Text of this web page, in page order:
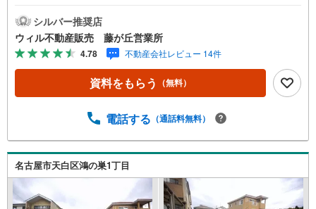
件はございません！お好きなハウスメーカー・工務店をお
選びいただけます！◆ご家族の理想に合ったマイホームを
ご実現ください！◆「高針小学校」まで徒歩約6分！子育て
世帯にも嬉しい立地！◆「西友（高針店）」まで徒歩約5
分、毎日のお買い物に便利な立地！◆緑豊かな「神丘公
園」まで徒歩約10分、「牧野ヶ池緑地」まで徒歩約19分！
記時間はお電話が繋がりやすくなっております。お気軽に
よりご希望の日時をご記入いただけますとスムーズにご案
内が可能です。**住宅ローン**諸費用込融資や築年数の古い
物件のローンも得意としており、最適な銀行をご提案しま
す。**リフォーム**理想の間取り、テイストを作り上げられ
ます！リフォームプランナーの同行も可能です。
シルバー推奨店
ウィル不動産販売 藤が丘営業所
4.78 不動産会社レビュー 14件
資料をもらう （無料）
電話する （通話料無料）
名古屋市天白区鴻の巣1丁目